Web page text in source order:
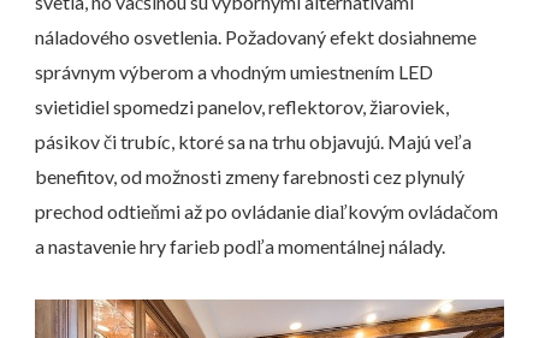
náladového osvetlenia. Požadovaný efekt dosiahneme
správnym výberom a vhodným umiestnením LED
svietidiel spomedzi panelov, reflektorov, žiaroviek,
pásikov či trubíc, ktoré sa na trhu objavujú. Majú veľa
benefitov, od možnosti zmeny farebnosti cez plynulý
prechod odtieňmi až po ovládanie diaľkovým ovládačom
a nastavenie hry farieb podľa momentálnej nálady.